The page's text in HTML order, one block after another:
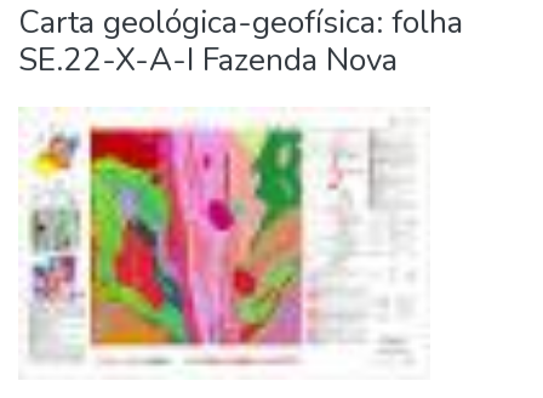
Carta geológica-geofísica: folha
SE.22-X-A-I Fazenda Nova